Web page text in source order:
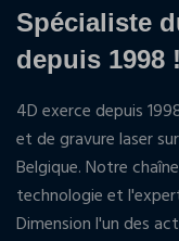
Spécialiste
depuis 1998 !
4D exerce depuis
et de gravure laser
Belgique. Notre
technologie et
Dimension l'un des